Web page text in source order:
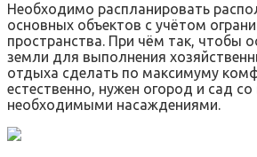
Необходимо распланировать
основных объектов с учётом
пространства. При чём так, чтобы
земли для выполнения
отдыха сделать по максимуму
естественно, нужен огород и сад со
необходимыми насаждениями.